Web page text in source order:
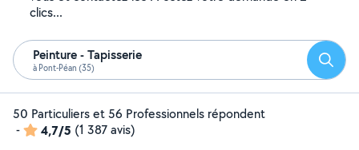
clics...
Peinture - Tapisserie
à Pont-Péan (35)
50 Particuliers et 56 Professionnels répondent
-
4,7/5 (1 387 avis)